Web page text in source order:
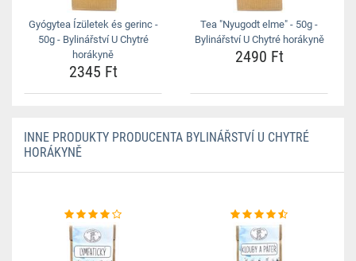
Gyógytea Ízületek és gerinc -
50g - Bylinářství U Chytré
horákyně
2345 Ft
Tea "Nyugodt elme" - 50g -
Bylinářství U Chytré horákyně
2490 Ft
INNE PRODUKTY PRODUCENTA BYLINÁŘSTVÍ U CHYTRÉ
HORÁKYNĚ